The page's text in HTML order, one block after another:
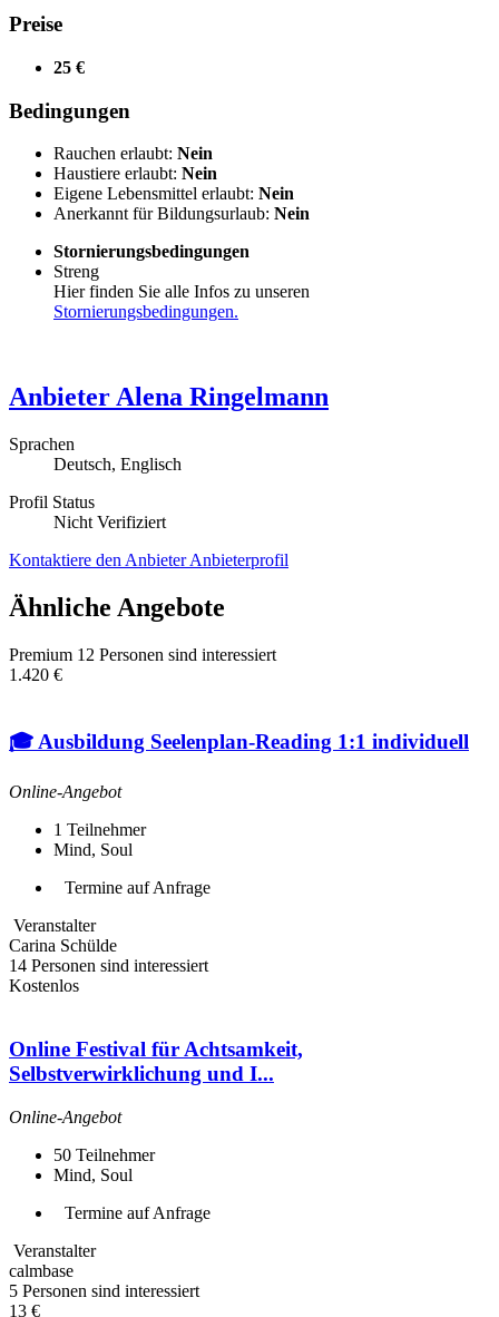
Preise
25 €
Bedingungen
Rauchen erlaubt: Nein
Haustiere erlaubt: Nein
Eigene Lebensmittel erlaubt: Nein
Anerkannt für Bildungsurlaub: Nein
Stornierungsbedingungen
Streng
Hier finden Sie alle Infos zu unseren
Stornierungsbedingungen.
Anbieter Alena Ringelmann
Sprachen
Deutsch, Englisch
Profil Status
Nicht Verifiziert
Kontaktiere den AnbieterAnbieterprofil
Ähnliche Angebote
Premium 12 Personen sind interessiert
1.420 €
🎓 Ausbildung Seelenplan-Reading 1:1 individuell
Online-Angebot
1 Teilnehmer
Mind, Soul
Termine auf Anfrage
Veranstalter
Carina Schülde
14 Personen sind interessiert
Kostenlos
Online Festival für Achtsamkeit,
Selbstverwirklichung und I...
Online-Angebot
50 Teilnehmer
Mind, Soul
Termine auf Anfrage
Veranstalter
calmbase
5 Personen sind interessiert
13 €